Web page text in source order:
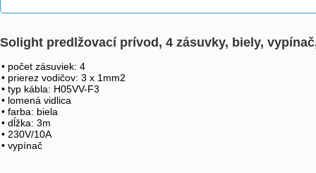
Solight predlžovací prívod, 4 zásuvky, biely,
• počet zásuviek: 4
• prierez vodičov: 3 x 1mm2
• typ kábla: H05VV-F3
• lomená vidlica
• farba: biela
• dĺžka: 3m
• 230V/10A
• vypínač